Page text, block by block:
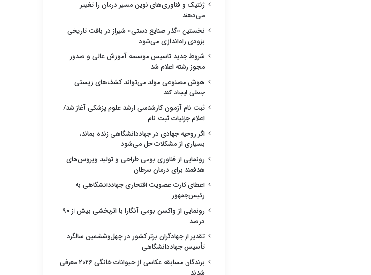
ژنتیک و فناوری‌های نوین مسیر درمان را تغییر
می‌دهند
نخستین «گذر صنایع دستی» شیراز در بافت تاریخی
بزودی راه‌اندازی می‌شود
شروط جدید تاسیس موسسه آموزش عالی و صدور
مجوز رشته اعلام شد
هوش مصنوعی مولد می‌تواند کشف‌های زیستی
جعلی ایجاد کند
ثبت نام آزمون کارشناسی ارشد علوم پزشکی آغاز شد/
اعلام جزئیات ثبت نام
اگر روحیه جهادی در جهاددانشگاهی زنده بماند،
بسیاری از مشکلات حل می‌شود
رونمایی از فناوری بومی طراحی و تولید ویروس‌های
هدفمند برای درمان سرطان
اعطای کارت عضویت افتخاری جهاددانشگاهی به
رئیس‌جمهور
رونمایی از واکسن بومی آنگارا با اثربخشی بیش از ۹۰
درصد
تقدیر از جهادگران برتر کشور در چهل‌وششمین سالگرد
تأسیس جهاددانشگاهی
برندگان مسابقه عکاسی از حیوانات خانگی ۲۰۲۶ معرفی
شدند